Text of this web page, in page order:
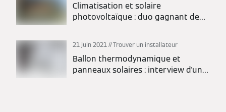
Climatisation et solaire
photovoltaïque : duo gagnant de
21 juin 2021 Trouver un installateur
Ballon thermodynamique et
panneaux solaires : interview d'un